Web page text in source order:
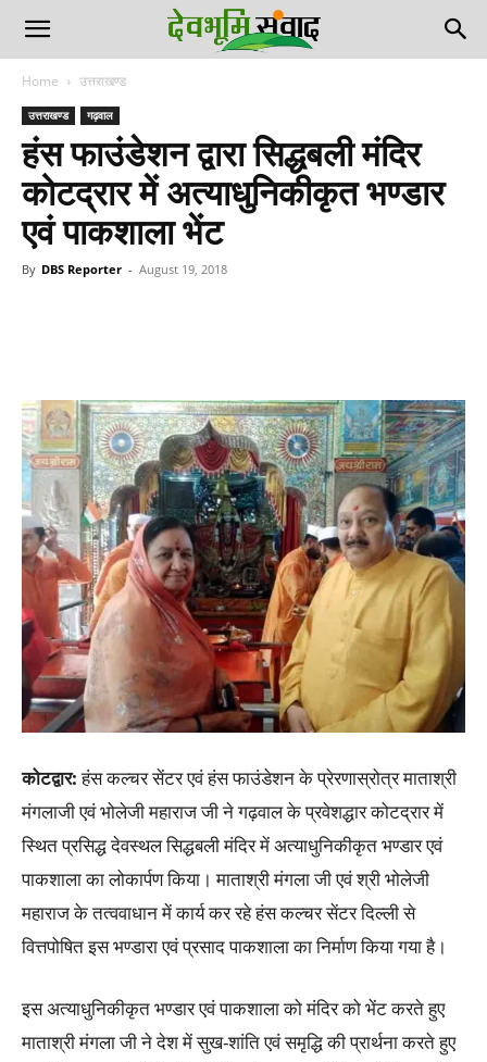
Home उत्तराखण्ड
उत्तराखण्ड गढ़वाल
हंस फाउंडेशन द्वारा सिद्धबली मंदिर
कोटद्रार में अत्याधुनिकीकृत भण्डार
एवं पाकशाला भेंट
By DBS Reporter - August 19, 2018
कोटद्वार:हंस कल्चर सेंटर एवं हंस फाउंडेशन के प्रेरणास्रोत्र माताश्री
मंगलाजी एवं भोलेजी महाराज जी ने गढ़वाल के प्रवेशद्धार कोटद्रार में
स्थित प्रसिद्ध देवस्थल सिद्धबली मंदिर में अत्याधुनिकीकृत भण्डार एवं
पाकशाला का लोकार्पण किया। माताश्री मंगला जी एवं श्री भोलेजी
महाराज के तत्ववाधान में कार्य कर रहे हंस कल्चर सेंटर दिल्ली से
वित्तपोषित इस भण्डारा एवं प्रसाद पाकशाला का निर्माण किया गया है।
इस अत्याधुनिकीकृत भण्डार एवं पाकशाला को मंदिर को भेंट करते हुए
माताश्री मंगला जी ने देश में सुख-शांति एवं समृद्धि की प्रार्थना करते हुए